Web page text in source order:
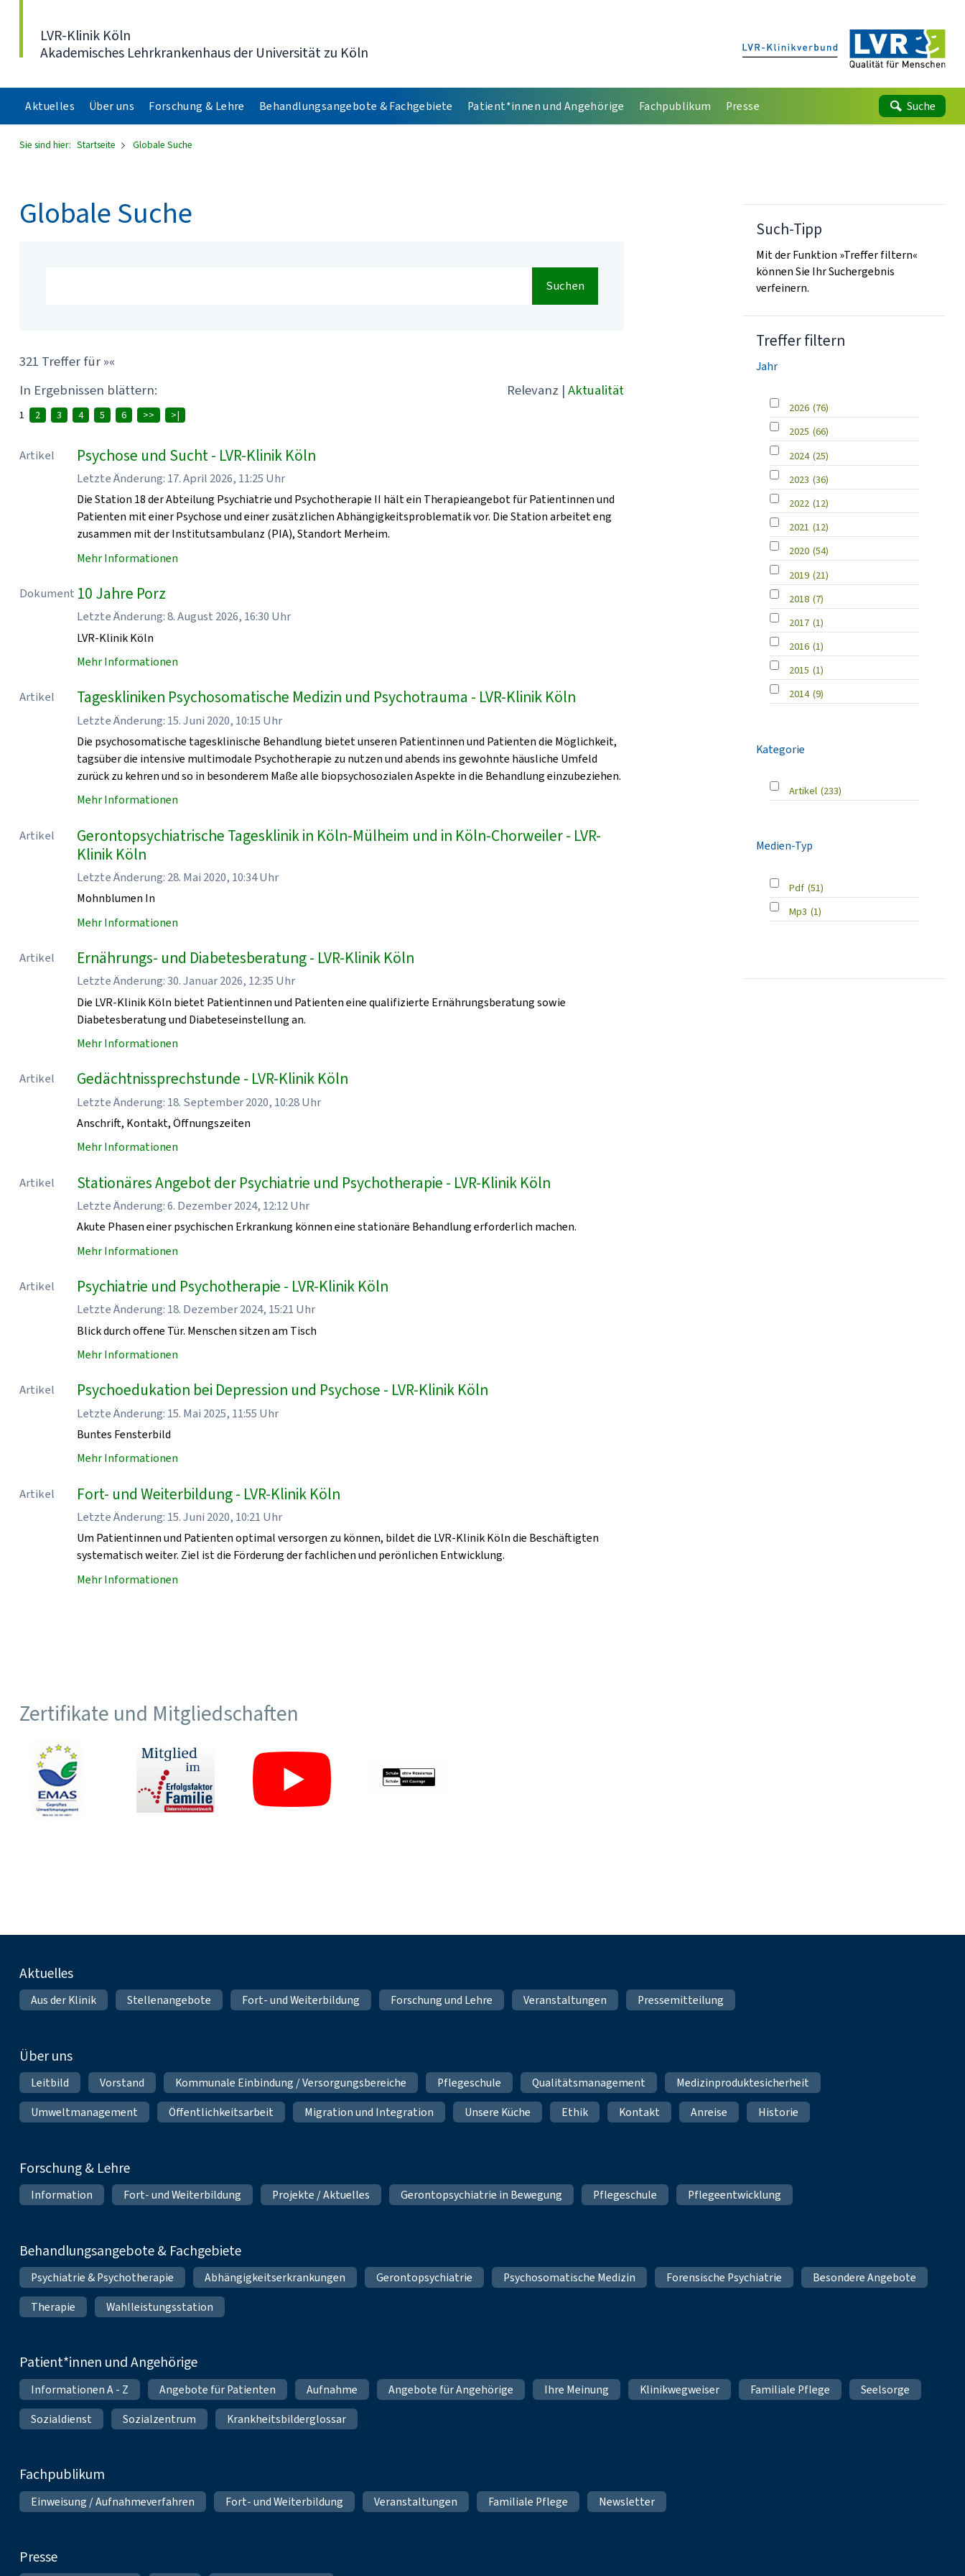
LVR-Klinik Köln
Akademisches Lehrkrankenhaus der Universität zu Köln
Aktuelles Über uns Forschung & Lehre Behandlungsangebote & Fachgebiete Patient*innen und Angehörige Fachpublikum Presse Suche
Sie sind hier: Startseite Globale Suche
Globale Suche
Suchen
321 Treffer für »«
In Ergebnissen blättern:
Relevanz | Aktualität
1 2 3 4 5 6 >> >|
Artikel Psychose und Sucht - LVR-Klinik Köln
Letzte Änderung: 17. April 2026, 11:25 Uhr
Die Station 18 der Abteilung Psychiatrie und Psychotherapie II hält ein Therapieangebot für Patientinnen und
Patienten mit einer Psychose und einer zusätzlichen Abhängigkeitsproblematik vor. Die Station arbeitet eng
zusammen mit der Institutsambulanz (PIA), Standort Merheim.
Mehr Informationen
Dokument 10 Jahre Porz
Letzte Änderung: 8. August 2026, 16:30 Uhr
LVR-Klinik Köln
Mehr Informationen
Artikel Tageskliniken Psychosomatische Medizin und Psychotrauma - LVR-Klinik Köln
Letzte Änderung: 15. Juni 2020, 10:15 Uhr
Die psychosomatische tagesklinische Behandlung bietet unseren Patientinnen und Patienten die Möglichkeit,
tagsüber die intensive multimodale Psychotherapie zu nutzen und abends ins gewohnte häusliche Umfeld
zurück zu kehren und so in besonderem Maße alle biopsychosozialen Aspekte in die Behandlung einzubeziehen.
Mehr Informationen
Artikel
Gerontopsychiatrische Tagesklinik in Köln-Mülheim und in Köln-Chorweiler - LVR-
Klinik Köln
Letzte Änderung: 28. Mai 2020, 10:34 Uhr
Mohnblumen In
Mehr Informationen
Artikel Ernährungs- und Diabetesberatung - LVR-Klinik Köln
Letzte Änderung: 30. Januar 2026, 12:35 Uhr
Die LVR-Klinik Köln bietet Patientinnen und Patienten eine qualifizierte Ernährungsberatung sowie
Diabetesberatung und Diabeteseinstellung an.
Mehr Informationen
Artikel Gedächtnissprechstunde - LVR-Klinik Köln
Letzte Änderung: 18. September 2020, 10:28 Uhr
Anschrift, Kontakt, Öffnungszeiten
Mehr Informationen
Artikel Stationäres Angebot der Psychiatrie und Psychotherapie - LVR-Klinik Köln
Letzte Änderung: 6. Dezember 2024, 12:12 Uhr
Akute Phasen einer psychischen Erkrankung können eine stationäre Behandlung erforderlich machen.
Mehr Informationen
Artikel Psychiatrie und Psychotherapie - LVR-Klinik Köln
Letzte Änderung: 18. Dezember 2024, 15:21 Uhr
Blick durch offene Tür. Menschen sitzen am Tisch
Mehr Informationen
Artikel Psychoedukation bei Depression und Psychose - LVR-Klinik Köln
Letzte Änderung: 15. Mai 2025, 11:55 Uhr
Buntes Fensterbild
Mehr Informationen
Artikel Fort- und Weiterbildung - LVR-Klinik Köln
Letzte Änderung: 15. Juni 2020, 10:21 Uhr
Um Patientinnen und Patienten optimal versorgen zu können, bildet die LVR-Klinik Köln die Beschäftigten
systematisch weiter. Ziel ist die Förderung der fachlichen und perönlichen Entwicklung.
Mehr Informationen
Such-Tipp
Mit der Funktion »Treffer filtern«
können Sie Ihr Suchergebnis
verfeinern.
Treffer filtern
Jahr
2026 (76)
2025 (66)
2024 (25)
2023 (36)
2022 (12)
2021 (12)
2020 (54)
2019 (21)
2018 (7)
2017 (1)
2016 (1)
2015 (1)
2014 (9)
Kategorie
Artikel (233)
Medien-Typ
Pdf (51)
Mp3 (1)
Zertifikate und Mitgliedschaften
Fußnavigation
Aktuelles
Aus der Klinik Stellenangebote Fort- und Weiterbildung Forschung und Lehre Veranstaltungen Pressemitteilung
Über uns
Leitbild Vorstand Kommunale Einbindung / Versorgungsbereiche Pflegeschule Qualitätsmanagement
Medizinproduktesicherheit
Umweltmanagement
Öffentlichkeitsarbeit Migration und Integration Unsere Küche Ethik Kontakt Anreise Historie
Forschung & Lehre
Information Fort- und Weiterbildung Projekte / Aktuelles Gerontopsychiatrie in Bewegung Pflegeschule Pflegeentwicklung
Behandlungsangebote & Fachgebiete
Psychiatrie & Psychotherapie Abhängigkeitserkrankungen Gerontopsychiatrie Psychosomatische Medizin Forensische Psychiatrie
Besondere Angebote
Therapie
Wahlleistungsstation
Patient*innen und Angehörige
Informationen A - Z Angebote für Patienten Aufnahme Angebote für Angehörige Ihre Meinung Klinikwegweiser Familiale Pflege
Seelsorge
Sozialdienst
Sozialzentrum Krankheitsbilderglossar
Fachpublikum
Einweisung / Aufnahmeverfahren Fort- und Weiterbildung Veranstaltungen Familiale Pflege Newsletter
Presse